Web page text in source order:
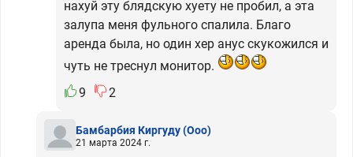
нахуй эту блядскую хуету не пробил, а эта
залупа меня фульного спалила. Благо
аренда была, но один хер анус скукожился и
чуть не треснул монитор.
9
2
Бамбарбия Киргуду(Ooo)
21 марта 2024 г.